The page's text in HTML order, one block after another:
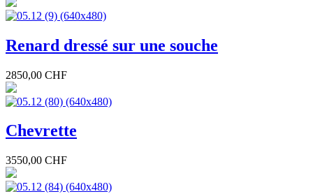
Renard dressé sur une souche
2850,00 CHF
Chevrette
3550,00 CHF